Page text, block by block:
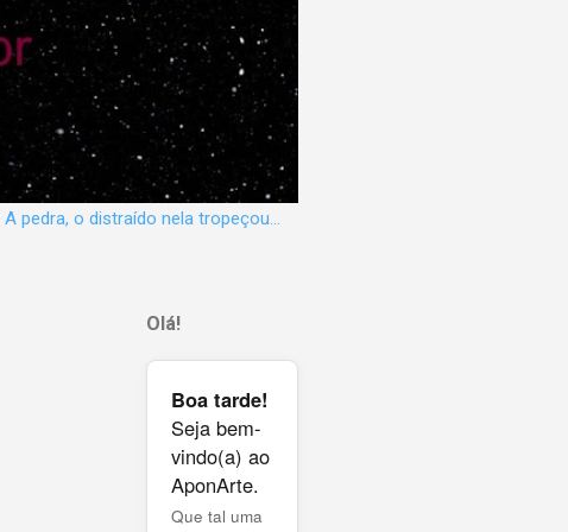
A pedra, o distraído nela tropeçou...
Olá!
Boa tarde!
Seja bem-
vindo(a) ao
AponArte.
Que tal uma